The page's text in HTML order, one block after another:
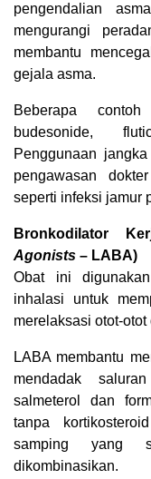
pengendalian
mengurangi
membantu
gejala asma.
Beberapa
budesonide,
Penggunaan
pengawasan
seperti infeksi jamur
Bronkodilator
Agonists – LABA)
Obat ini
inhalasi untuk
merelaksasi otot-
LABA membantu
mendadak
salmeterol dan
tanpa
samping yang
dikombinasikan.